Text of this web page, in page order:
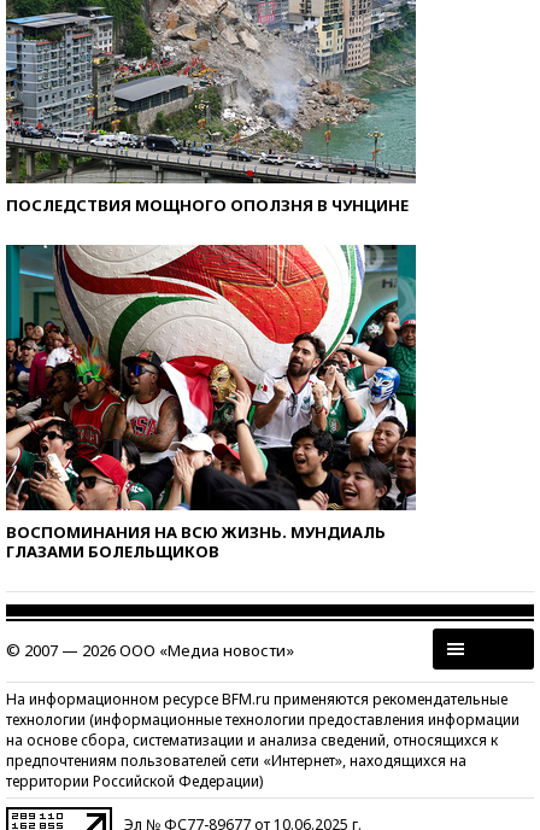
ПОСЛЕДСТВИЯ МОЩНОГО ОПОЛЗНЯ В ЧУНЦИНЕ
ВОСПОМИНАНИЯ НА ВСЮ ЖИЗНЬ. МУНДИАЛЬ
ГЛАЗАМИ БОЛЕЛЬЩИКОВ
© 2007 — 2026 ООО «Медиа новости»
На информационном ресурсе BFM.ru применяются рекомендательные
технологии (информационные технологии предоставления информации
на основе сбора, систематизации и анализа сведений, относящихся к
предпочтениям пользователей сети «Интернет», находящихся на
территории Российской Федерации)
Эл № ФС77-89677 от 10.06.2025 г.